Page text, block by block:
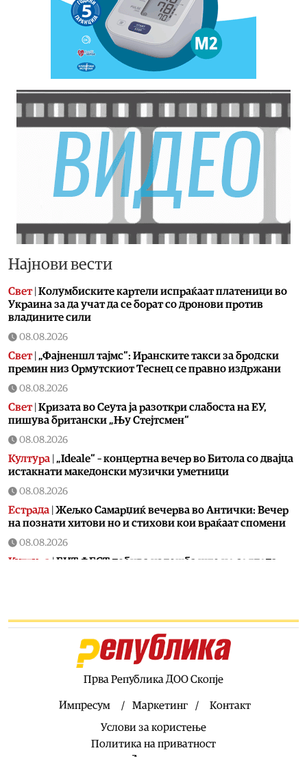
Најнови вести
Свет| Колумбиските картели испраќаат платеници во
Украина за да учат да се борат со дронови против
владините сили
08.08.2026
Свет| „Фајненшл тајмс“: Иранските такси за бродски
премин низ Ормутскиот Теснец се правно издржани
08.08.2026
Свет| Кризата во Сеута ја разоткри слабостa на ЕУ,
пишува британски „Њу Стејтсмен“
08.08.2026
Култура „Ideale“ – концертна вечер во Битола со двајца
истакнати македонски музички уметници
08.08.2026
Естрада Жељко Самарџиќ вечерва во Антички: Вечер
на познати хитови но и стихови кои враќаат спомени
08.08.2026
Култура |БИТ ФЕСТ добива изложба што не се гледа
08.08.2026
Хуманитарниот фестивал „Расплет“ викендов се
враќа со своето второ издание во Кочани
караван по повод 35 години од независноста на
Прва Република ДОО Скопје
Импресум Маркетинг
Контакт
Услови за користење
Политика на приватност